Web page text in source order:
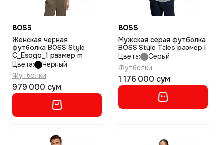
BOSS
Женская черная
футболка BOSS Style
C_Esogo_1 размер m
Цвета:
Черный
Футболки
979 000 сум
BOSS
Мужская серая футболка
BOSS Style Tales размер l
Цвета:
Серый
Футболки
1 176 000 сум